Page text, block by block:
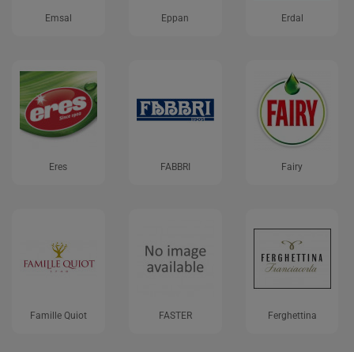
Emsal Eppan Erdal
Eres FABBRI Fairy
Famille Quiot FASTER Ferghettina